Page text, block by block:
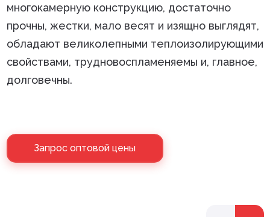
многокамерную конструкцию, достаточно
прочны, жестки, мало весят и изящно выглядят,
обладают великолепными теплоизолирующими
свойствами, трудновоспламеняемы и, главное,
долговечны.
Запрос оптовой цены